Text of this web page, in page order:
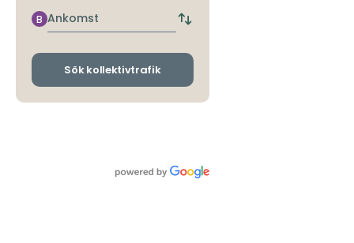
hållplats
Ankomst
B
Byt
och
Sök kollektivtrafik